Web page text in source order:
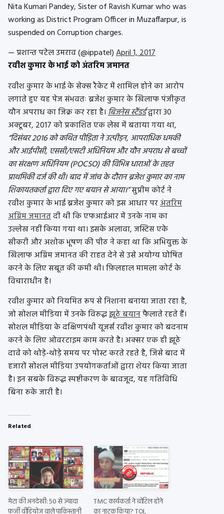
Nita Kumari Pandey, Sister of Ravish Kumar who was
working as District Program Officer in Muzaffarpur, is
suspended on Corruption charges.
— प्रशान्त पटेल उमराव (@ippatel)April 1, 2017
रवीश कुमार के भाई को अंतरिम जमानत
रवीश कुमार के भाई के सेक्स रैकेट में शामिल होने का आरोप
लगाते हुए यह पेज संभवतः ब्रजेश कुमार के खिलाफ पंजीकृत
यौन अपराध का जिक्र कर रहा है।बिजनेस स्टैंडर्डद्वारा 30
अक्टूबर, 2017 को प्रकाशित एक लेख में बताया गया था,
“दिसंबर 2016 को कथित पीड़िता ने उत्पीड़न, आपराधिक धमकी
और आईपीसी, एससी/एसटी अधिनियम और यौन अपराध से बच्चों
का संरक्षण अधिनियम (POCSO) की विभिन्न धाराओं के तहत
प्राथमिकी दर्ज की थी। बाद में जांच के दौरान ब्रजेश कुमार का नाम
शिकायतकर्ता द्वारा दिए गए बयान से आया।”सुप्रीम कोर्ट ने
रवीश कुमार के भाई ब्रजेश कुमार को इस आधार परअंतरिम
अग्रिम जमानतदी थी कि एफआईआर में उनके नाम का
उल्लेख नहीं किया गया था। इसके अलावा, जस्टिस एके
सीकरी और अशोक भूषण की पीठ ने कहा था कि अभियुक्त के
खिलाफ अग्रिम जमानत की राहत देने से उसे अयोग्य घोषित
करने के लिए सबूत की कमी थी। फ़िलहाल मामला कोर्ट के
विचाराधीन है।
रवीश कुमार को नियमित रूप से निशाना बनाया जाता रहा है,
जो सोशल मीडिया में उनके विरुद्धझूठे बयानफैलाते रहते हैं।
सोशल मीडिया के दक्षिणपंथी यूजर्स रवीश कुमार को बदनाम
करने के लिए ओवरटाइम काम करते है। अक्सर एक ही झूठे
दावे को थोड़े-थोड़े समय पर पोस्ट करते रहते है, जिसे बाद में
हजारों सोशल मीडिया उपयोगकर्ताओं द्वारा शेयर किया जाता
है। इन सबके विरुद्ध स्पष्टीकरण के बावजूद, यह गतिविधि
बिना रुके जारी है।
Related
मेटा की अनदेखी: 50 से ज़्यादा
TMC कार्यकर्ता ने चोटिल होने